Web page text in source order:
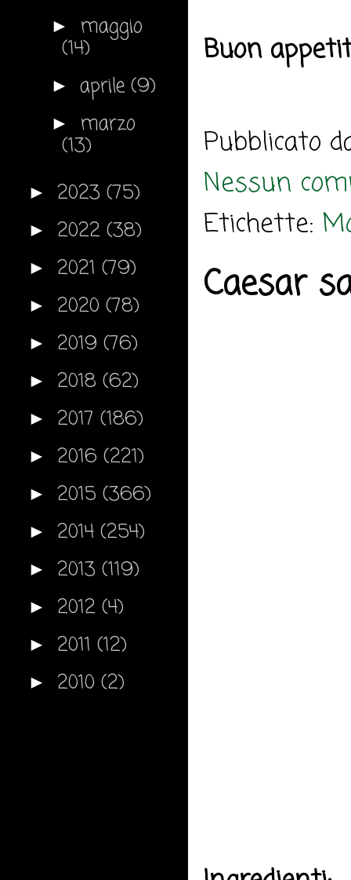
Buon
Pubblicato
Nessun
Etichette:
Caesar
► maggio
(14)
► aprile (9)
► marzo
(13)
► 2023 (75)
► 2022 (38)
► 2021 (79)
► 2020 (78)
► 2019 (76)
► 2018 (62)
► 2017 (186)
► 2016 (221)
► 2015 (366)
► 2014 (254)
► 2013 (119)
► 2012 (4)
► 2011 (12)
► 2010 (2)